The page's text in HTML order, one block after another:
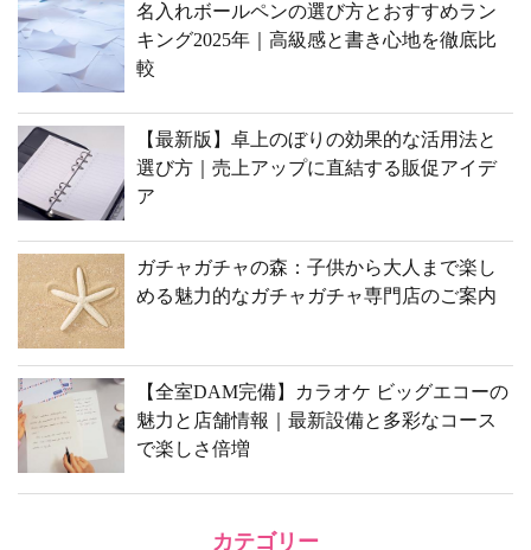
名入れボールペンの選び方とおすすめラン
キング2025年｜高級感と書き心地を徹底比
較
【最新版】卓上のぼりの効果的な活用法と
選び方｜売上アップに直結する販促アイデ
ア
ガチャガチャの森：子供から大人まで楽し
める魅力的なガチャガチャ専門店のご案内
【全室DAM完備】カラオケ ビッグエコーの
魅力と店舗情報｜最新設備と多彩なコース
で楽しさ倍増
カテゴリー